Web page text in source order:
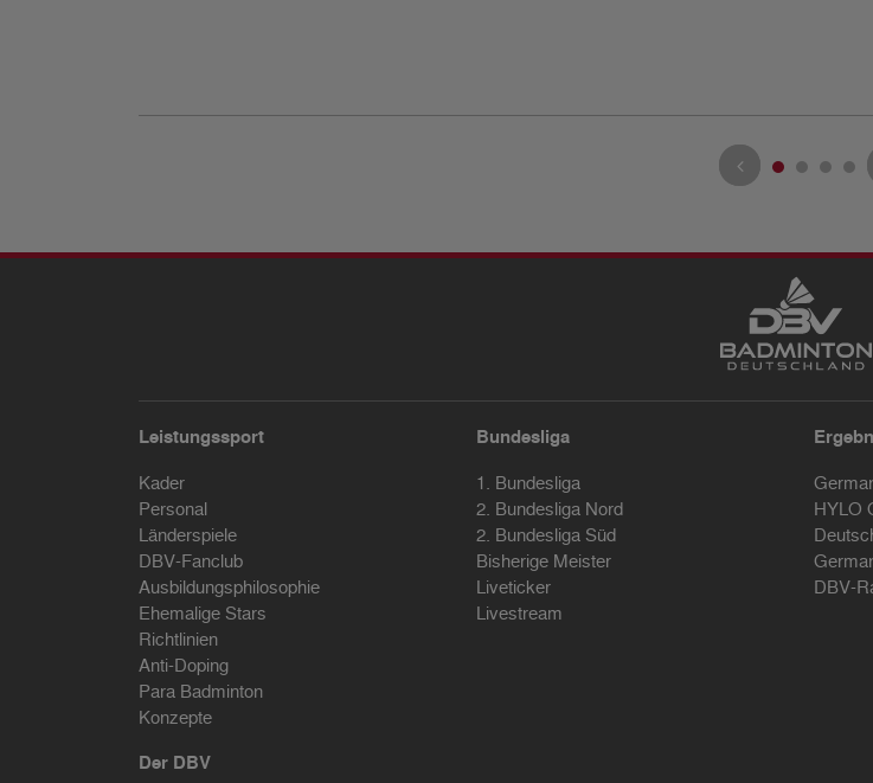
Leistungssport
Kader
Personal
Länderspiele
DBV-Fanclub
Ausbildungsphilosophie
Ehemalige Stars
Richtlinien
Anti-Doping
Para Badminton
Konzepte
Bundesliga
1. Bundesliga
2. Bundesliga Nord
2. Bundesliga Süd
Bisherige Meister
Liveticker
Livestream
HYLO
DBV-
Der DBV